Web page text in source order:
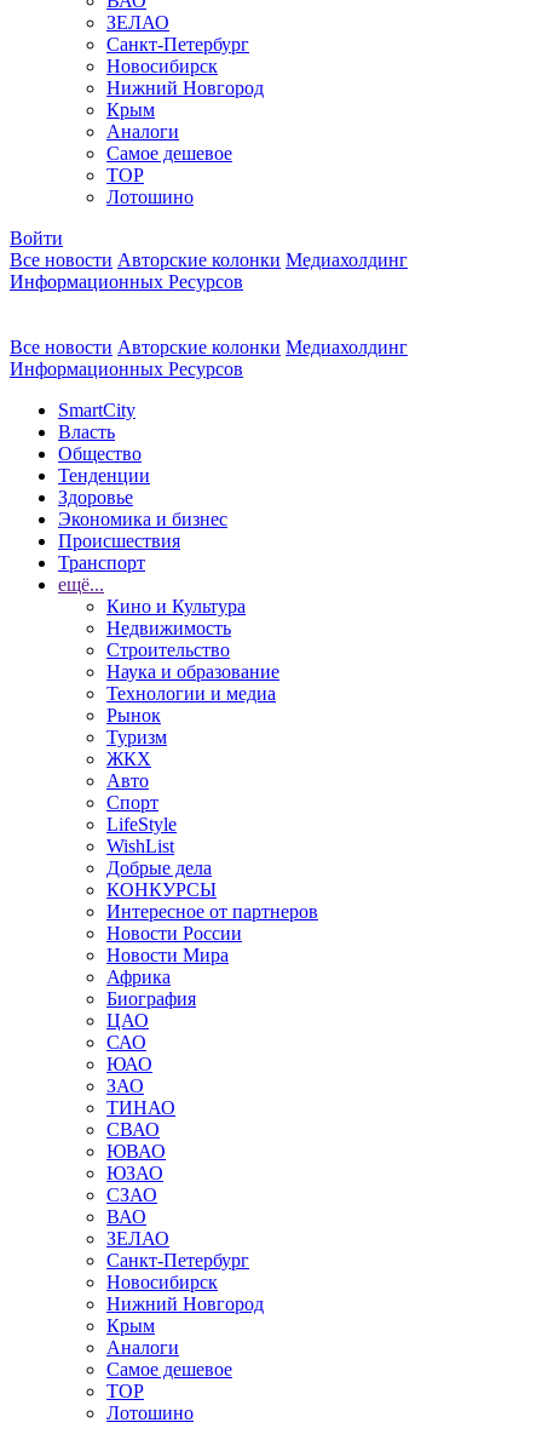
ЗЕЛАО
Санкт-Петербург
Новосибирск
Нижний Новгород
Крым
Аналоги
Самое дешевое
TOP
Лотошино
Войти
Все новости Авторские колонки Медиахолдинг
Информационных Ресурсов
Все новости Авторские колонки Медиахолдинг
Информационных Ресурсов
SmartCity
Власть
Общество
Тенденции
Здоровье
Экономика и бизнес
Происшествия
Транспорт
ещё...
Кино и Культура
Недвижимость
Строительство
Наука и образование
Технологии и медиа
Рынок
Туризм
ЖКХ
Авто
Спорт
LifeStyle
WishList
Добрые дела
КОНКУРСЫ
Интересное от партнеров
Новости России
Новости Мира
Африка
Биография
ЦАО
САО
ЮАО
ЗАО
ТИНАО
СВАО
ЮВАО
ЮЗАО
СЗАО
ВАО
ЗЕЛАО
Санкт-Петербург
Новосибирск
Нижний Новгород
Крым
Аналоги
Самое дешевое
TOP
Лотошино